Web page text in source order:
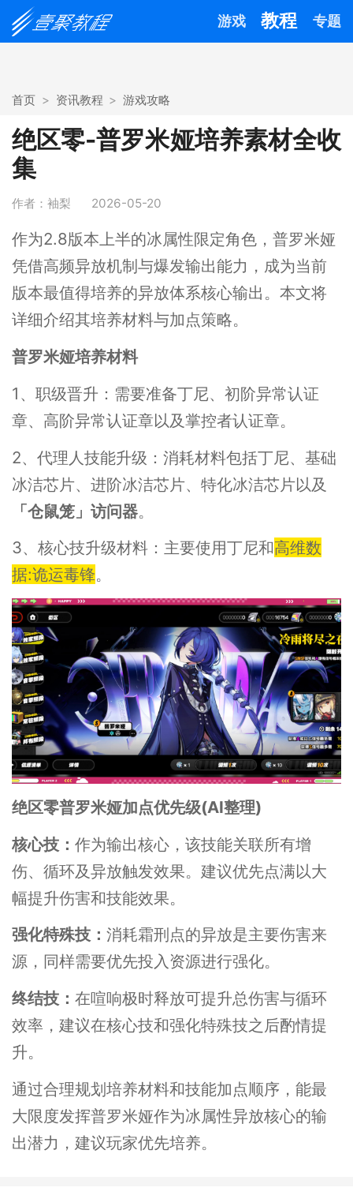
游戏 教程 专题
首页 资讯教程 游戏攻略
绝区零-普罗米娅培养素材全收
集
作者：袖梨 2026-05-20
作为2.8版本上半的冰属性限定角色，普罗米娅
凭借高频异放机制与爆发输出能力，成为当前
版本最值得培养的异放体系核心输出。本文将
详细介绍其培养材料与加点策略。
普罗米娅培养材料
1、职级晋升：需要准备丁尼、初阶异常认证
章、高阶异常认证章以及掌控者认证章。
2、代理人技能升级：消耗材料包括丁尼、基础
冰洁芯片、进阶冰洁芯片、特化冰洁芯片以及
「仓鼠笼」访问器。
3、核心技升级材料：主要使用丁尼和高维数
据:诡运毒锋。
绝区零普罗米娅加点优先级(AI整理)
核心技：作为输出核心，该技能关联所有增
伤、循环及异放触发效果。建议优先点满以大
幅提升伤害和技能效果。
强化特殊技：消耗霜刑点的异放是主要伤害来
源，同样需要优先投入资源进行强化。
终结技：在喧响极时释放可提升总伤害与循环
效率，建议在核心技和强化特殊技之后酌情提
升。
通过合理规划培养材料和技能加点顺序，能最
大限度发挥普罗米娅作为冰属性异放核心的输
出潜力，建议玩家优先培养。